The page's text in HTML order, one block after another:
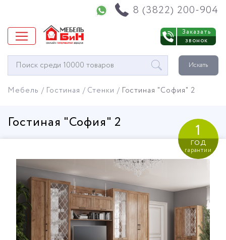
8 (3822) 200-904
Заказать
звонок
Окно
поиска
Искать
Мебель Гостиная Стенки Гостиная "София" 2
Гостиная "София" 2 1
год
гарантии